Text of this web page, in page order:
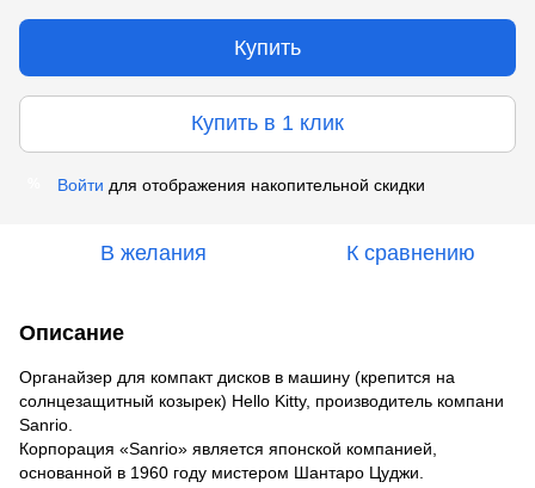
Купить
Купить в 1 клик
Войти для отображения накопительной скидки
В желания К сравнению
Описание
Органайзер для компакт дисков в машину (крепится на
солнцезащитный козырек) Hello Kitty, производитель компани
Sanrio.
Корпорация «Sanrio» является японской компанией,
основанной в 1960 году мистером Шантаро Цуджи.